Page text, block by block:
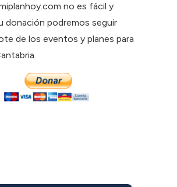
no es fácil y
donación podremos seguir
de los eventos y planes para